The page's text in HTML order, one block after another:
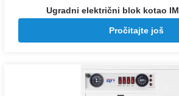
Ugradni električni blok kotao
Pozovite za cenu
Pročitajte još